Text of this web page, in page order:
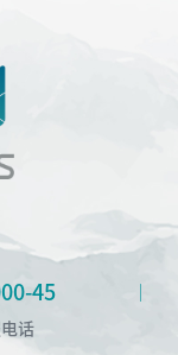
45
45
话